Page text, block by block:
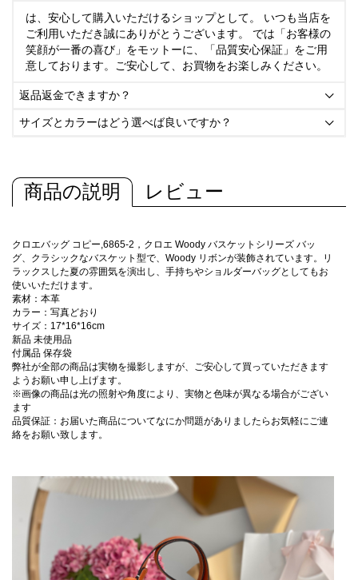
は、安心して購入いただけるショップとして。 いつも当店を
ご利用いただき誠にありがとうございます。 では「お客様の
笑顔が一番の喜び」をモットーに、「品質安心保証」をご用
意しております。ご安心して、お買物をお楽しみください。
返品返金できますか？ 
サイズとカラーはどう選べば良いですか？ 
商品の説明 レビュー
クロエバッグ コピー,6865-2，クロエ Woody バスケットシリーズ バッ
グ、クラシックなバスケット型で、Woody リボンが装飾されています。リ
ラックスした夏の雰囲気を演出し、手持ちやショルダーバッグとしてもお
使いいただけます。
素材：本革
カラー：写真どおり
サイズ：17*16*16cm
新品 未使用品
付属品 保存袋
弊社が全部の商品は実物を撮影しますが、ご安心して買っていただきます
ようお願い申し上げます。
※画像の商品は光の照射や角度により、実物と色味が異なる場合がござい
ます
品質保証：お届いた商品についてなにか問題がありましたらお気軽にご連
絡をお願い致します。